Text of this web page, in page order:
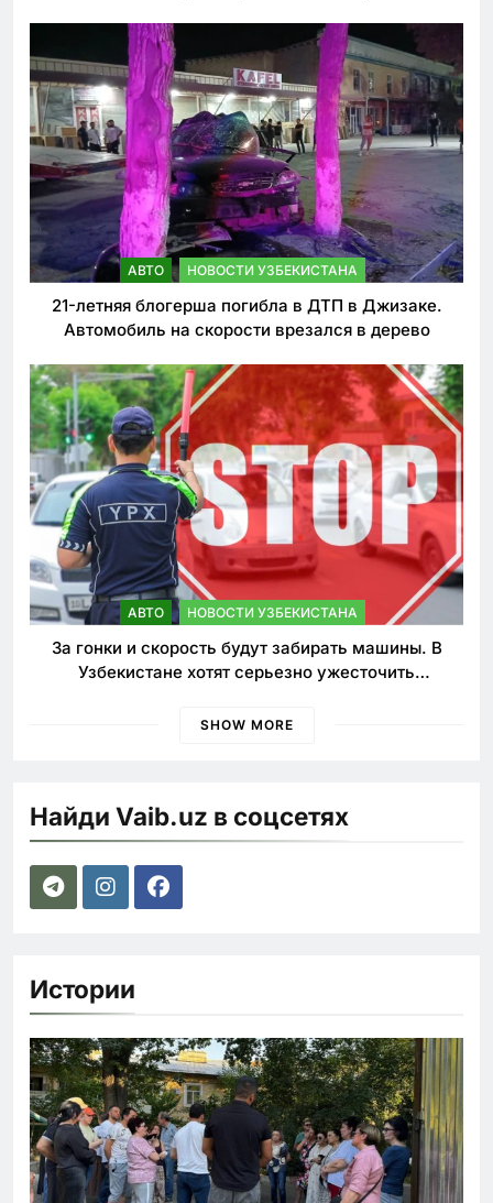
АВТО НОВОСТИ УЗБЕКИСТАНА
21-летняя блогерша погибла в ДТП в Джизаке.
Автомобиль на скорости врезался в дерево
АВТО НОВОСТИ УЗБЕКИСТАНА
За гонки и скорость будут забирать машины. В
Узбекистане хотят серьезно ужесточить
SHOW MORE
Найди Vaib.uz в соцсетях
Истории